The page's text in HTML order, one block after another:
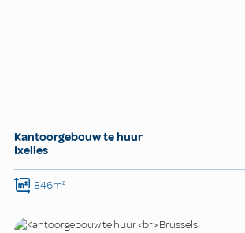
Kantoorgebouw te huur
Ixelles
846m²